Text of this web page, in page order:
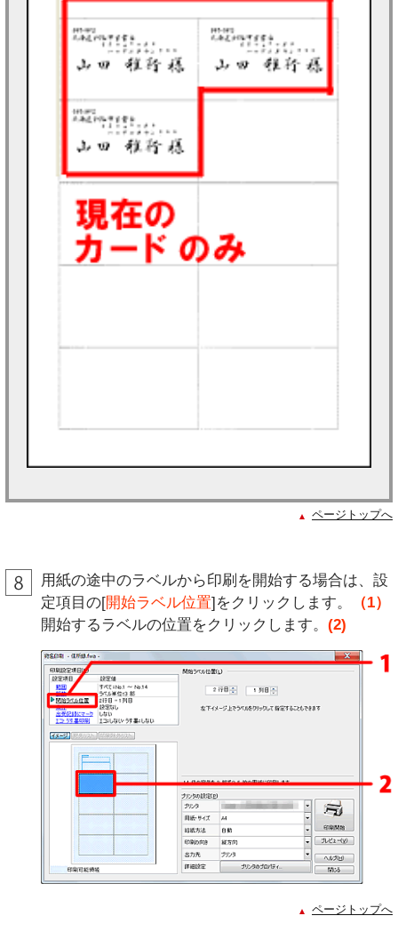
ページトップへ
用紙の途中のラベルから印刷を開始する場合は、設
定項目の[開始ラベル位置]をクリックします。
（1）
開始するラベルの位置をクリックします。 (2)
ページトップへ